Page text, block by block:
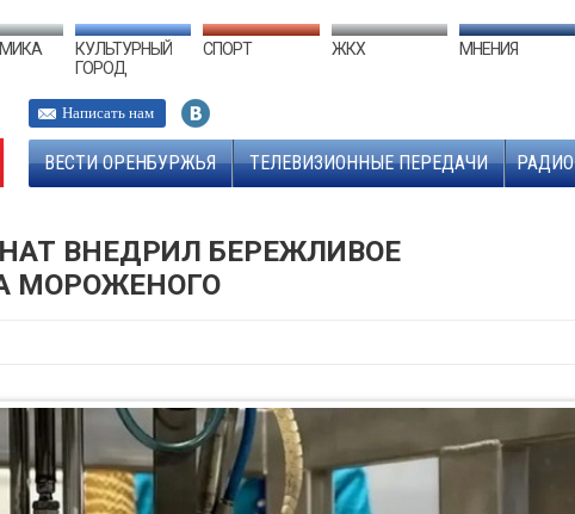
КУЛЬТУРНЫЙ
ГОРОД
СПОРТ ЖКХ МНЕНИЯ
Написать нам
ВЕСТИ ОРЕНБУРЖЬЯ ТЕЛЕВИЗИОННЫЕ ПЕРЕДАЧИ РАДИО
ВНЕДРИЛ БЕРЕЖЛИВОЕ
МОРОЖЕНОГО